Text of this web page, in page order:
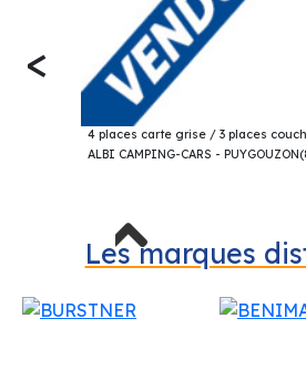
<
CHALLENGER 101 PROFILÉ 2003
4 places carte grise / 3 places
ALBI CAMPING-CARS -
Les marques
Previous